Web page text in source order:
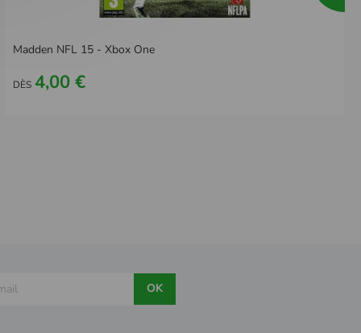
Madden NFL 15 - Xbox One
DÈS 4,00 €
OK